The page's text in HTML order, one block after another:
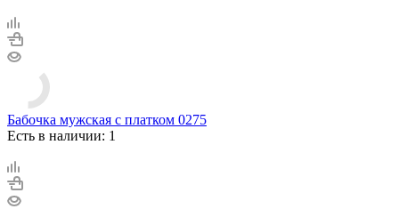
Бабочка мужская с платком 0275
Есть в наличии: 1